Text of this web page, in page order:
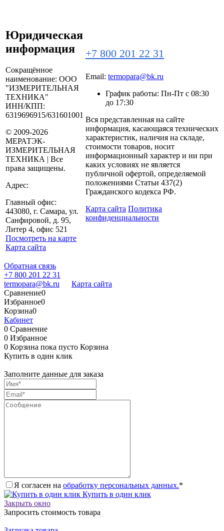
Юридическая
информация
Сокращённое
наименование: ООО
"ИЗМЕРИТЕЛЬНАЯ
ТЕХНИКА"
ИНН/КПП:
6319696915/631601001
© 2009-2026
МЕРАТЭК-
ИЗМЕРИТЕЛЬНАЯ
ТЕХНИКА | Все
права защищены.
Адрес:
Главный офис:
443080, г. Самара, ул.
Санфировой, д. 95,
Литер 4, офис 521
Посмотреть на карте
Карта сайта
+7 800 201 22 31
Email: termopara@bk.ru
График работы: Пн-Пт с 08:30
до 17:30
Вся представленная на сайте
информация, касающаяся технических
характеристик, наличия на складе,
стоимости товаров, носит
информационный характер и ни при
каких условиях не является
публичной офертой, определяемой
положениями Статьи 437(2)
Гражданского кодекса РФ.
Карта сайта Политика
конфиденциальности
Обратная связь
+7 800 201 22 31
termopara@bk.ru
Карта сайта
Сравнение0
Избранное0
Корзина0
Кабинет
0 Сравнение
0 Избранное
0 Корзина пока пусто Корзина
Купить в один клик
Заполните данные для заказа
Я согласен на обработку персональных данных.*
Купить в один клик
Закрыть окно
Запросить стоимость товара